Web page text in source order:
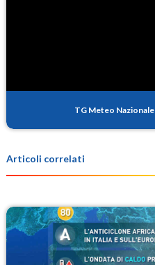
TG Meteo Nazionale
Articoli correlati